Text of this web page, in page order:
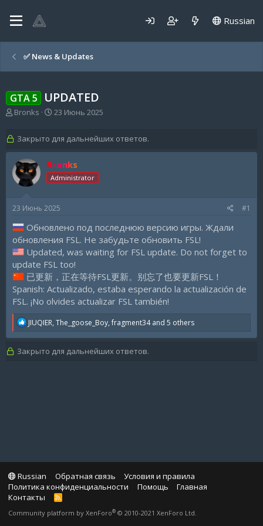
Russian
✅️ News & Updates
GTA 5 UPDATED
А
о
р
т
е
м
Bronks
Д
а
н
а
ч
а
а
23 Июнь 2025
Закрыто для дальнейших ответов.
Bronks
Administrator
23 Июнь 2025 #1
Обновлено под последнюю версию игры. Ждали
обновления FSL. Не забудьте обновить FSL!
Updated, was waiting for FSL update. Do not forget to
update FSL too!
已更新，正在等待FSL更新。别忘了也要更新FSL！
Spanish: Actualizado, estaba esperando la actualización de
FSL. ¡No olvides actualizar FSL también!
R
a
c
JIUQIER, The_goose_Boy,fragment34and 5 others
Закрыто для дальнейших ответов.
Russian Обратная связь
Условия и правила
Политика конфиденциальности
Помощь
Главная
Контакты
R
S
Community platform by XenForo® © 2010-2021 XenForo Ltd.